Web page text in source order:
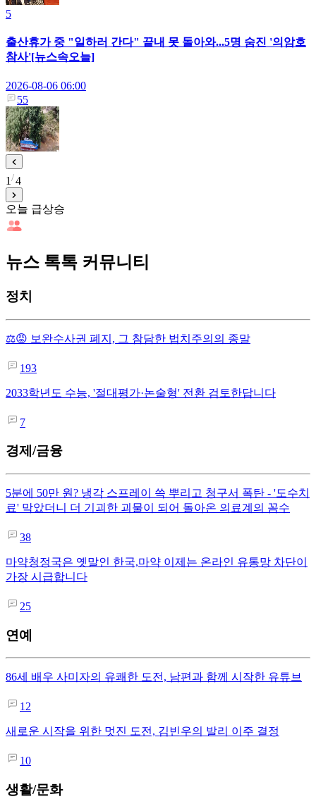
5
출산휴가 중 "일하러 간다" 끝내 못 돌아와...5명 숨진 '의암호
참사'[뉴스속오늘]
2026-08-06 06:00
55
1 4
오늘 급상승
뉴스 톡톡 커뮤니티
정치
⚖️😡 보완수사권 폐지, 그 참담한 법치주의의 종말
193
2033학년도 수능, '절대평가·논술형' 전환 검토한답니다
7
경제/금융
5분에 50만 원? 냉각 스프레이 쓱 뿌리고 청구서 폭탄 - '도수치
료' 막았더니 더 기괴한 괴물이 되어 돌아온 의료계의 꼼수
38
마약청정국은 옛말인 한국,마약 이제는 온라인 유통망 차단이
가장 시급합니다
25
연예
86세 배우 사미자의 유쾌한 도전, 남편과 함께 시작한 유튜브
12
새로운 시작을 위한 멋진 도전, 김빈우의 발리 이주 결정
10
생활/문화